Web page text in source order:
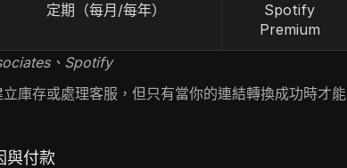
定期（每月/每年）
Spotify
Premium
、Spotify
庫存或處理客服，但只有當你的連結轉換成功時才能
與付款